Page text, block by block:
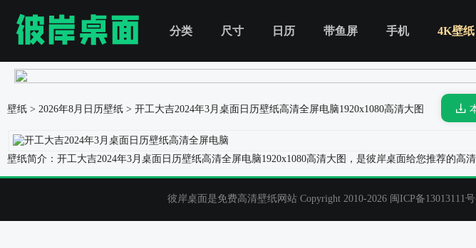
分类 尺寸 日历 带鱼屏 手机 4K壁纸
壁纸 > 2026年8月日历壁纸 > 开工大吉2024年3月桌面日历壁纸高清全屏电脑1920x1080高清大图
壁纸简介：开工大吉2024年3月桌面日历壁纸高清全屏电脑1920x1080高清大图，是彼岸桌面给您推荐的
彼岸桌面是免费高清壁纸网站 Copyright 2010-2026 闽ICP备13013111